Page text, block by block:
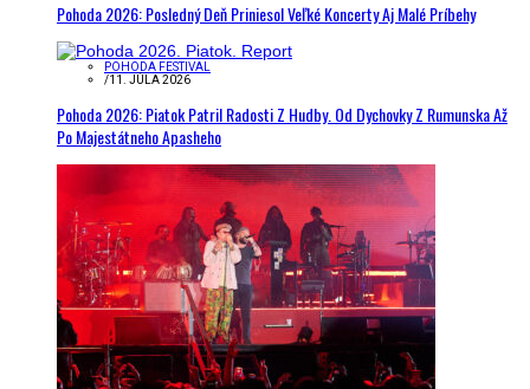
Pohoda 2026: Posledný Deň Priniesol Veľké Koncerty Aj Malé Príbehy
POHODA FESTIVAL
/11. JÚLA 2026
Pohoda 2026: Piatok Patril Radosti Z Hudby. Od Dychovky Z Rumunska Až
Po Majestátneho Apasheho